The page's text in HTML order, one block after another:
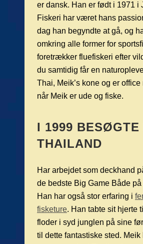
er dansk. Han er født i 1971 i
Fiskeri har været hans
dag han begyndte at gå, og
omkring alle former for
foretrækker fluefiskeri efter
du samtidig får en
Thai, Meik’s kone og er
når Meik er ude og fiske.
I 1999 BESØGTE
THAILAND
Har arbejdet som deckhand
de bedste Big Game Både på
Han har også stor erfaring i
fisketure. Han tabte sit hjerte
floder i syd junglen på sine
til dette fantastiske sted. Meik